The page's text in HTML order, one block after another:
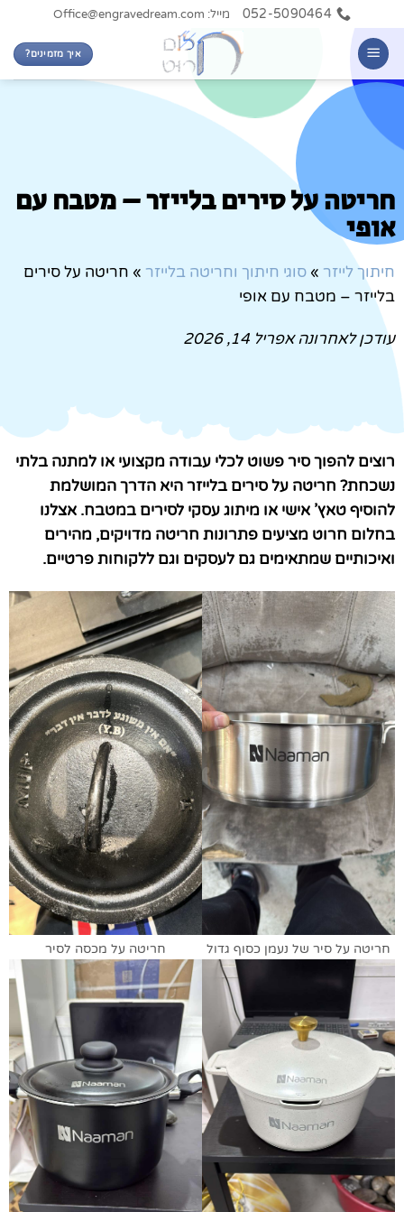
052-5090464 מייל: Office@engravedream.com
איך מזמינים?
חריטה על סירים בלייזר – מטבח עם
אופי
חיתוך לייזר » סוגי חיתוך וחריטה בלייזר » חריטה על סירים
בלייזר – מטבח עם אופי
עודכן לאחרונהאפריל 14, 2026
רוצים להפוך סיר פשוט לכלי עבודה מקצועי או למתנה בלתי
נשכחת? חריטה על סירים בלייזר היא הדרך המושלמת
להוסיף טאץ’ אישי או מיתוג עסקי לסירים במטבח. אצלנו
בחלום חרוט מציעים פתרונות חריטה מדויקים, מהירים
ואיכותיים שמתאימים גם לעסקים וגם ללקוחות פרטיים.
חריטה על סיר של נעמן כסוף גדול חריטה על מכסה לסיר